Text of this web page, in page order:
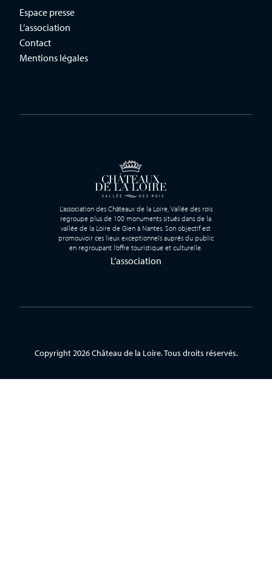
L’association des Châteaux de la Loire, Vallée des rois
regroupe plus de 100 monuments situés dans de la
vallée de la Loire de Gien à Nantes. Son objectif est
promouvoir ces lieux exceptionnels auprès du public
en regroupant l’offre touristique et culturelle.
L’association
Espace presse
L’association
Contact
Mentions légales
Copyright 2026 Château de la Loire. Tous droits réservés.